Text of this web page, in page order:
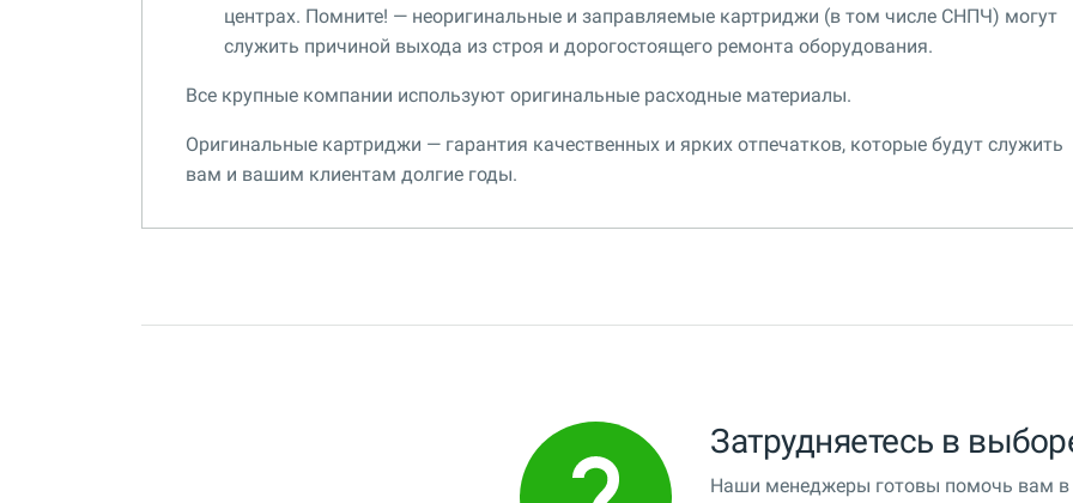
центрах. Помните! — неоригинальные и заправляемые картриджи (в том числе СНПЧ) могут
служить причиной выхода из строя и дорогостоящего ремонта оборудования.
Все крупные компании используют оригинальные расходные материалы.
Оригинальные картриджи — гарантия качественных и ярких отпечатков, которые будут служить
вам и вашим клиентам долгие годы.
Затрудняетесь в
Наши менеджеры готовы помочь вам в